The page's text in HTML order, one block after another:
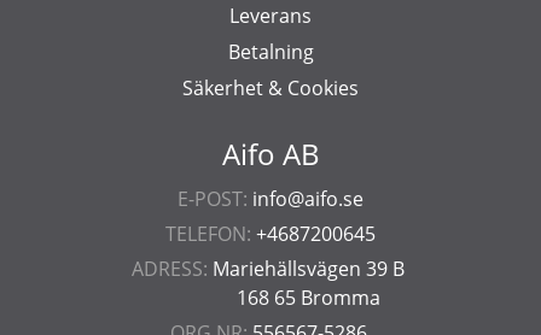
Aifo AB
E-POST: info@aifo.se
TELEFON: +4687200645
ADRESS: Mariehällsvägen 39 B
168 65 Bromma
Leverans
Betalning
Säkerhet & Cookies